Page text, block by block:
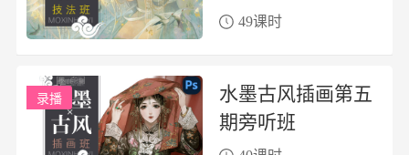
49课时
录播
水墨古风插画第五
期旁听班